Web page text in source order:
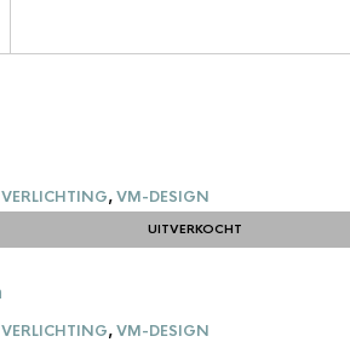
UITVERKOCHT
VERLICHTING,VM-DESIGN
VERLICHTING,VM-DESIGN
UITVERKOCHT